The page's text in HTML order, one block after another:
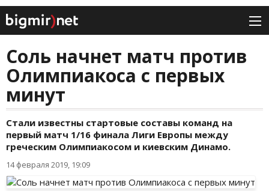
Соль начнет матч против
Олимпиакоса с первых
минут
Стали известны стартовые составы команд на
первый матч 1/16 финала Лиги Европы между
греческим Олимпиакосом и киевским Динамо.
14 февраля 2019, 19:09